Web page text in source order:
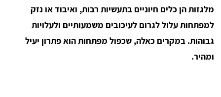
מלגזות הן כלים חיוניים בתעשיות רבות, ואיבוד או נזק
למפתחות עלול לגרום לעיכובים משמעותיים ולעלויות
גבוהות. במקרים כאלה, שכפול מפתחות הוא פתרון יעיל
ומהיר.